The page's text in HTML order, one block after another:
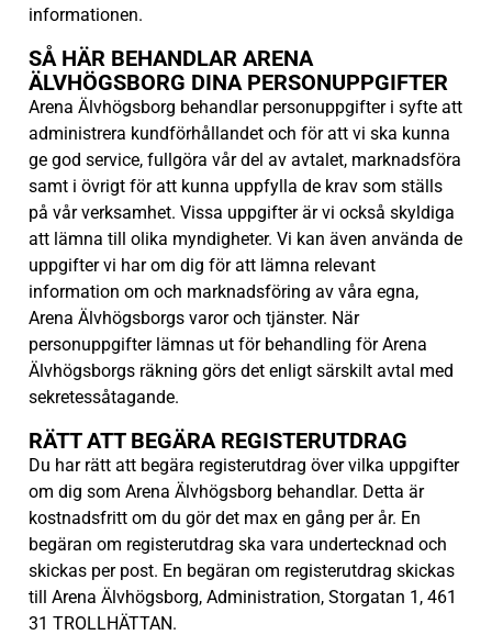
informationen.
SÅ HÄR BEHANDLAR ARENA
ÄLVHÖGSBORG DINA PERSONUPPGIFTER
Arena Älvhögsborg behandlar personuppgifter i syfte att
administrera kundförhållandet och för att vi ska kunna
ge god service, fullgöra vår del av avtalet, marknadsföra
samt i övrigt för att kunna uppfylla de krav som ställs
på vår verksamhet. Vissa uppgifter är vi också skyldiga
att lämna till olika myndigheter. Vi kan även använda de
uppgifter vi har om dig för att lämna relevant
information om och marknadsföring av våra egna,
Arena Älvhögsborgs varor och tjänster. När
personuppgifter lämnas ut för behandling för Arena
Älvhögsborgs räkning görs det enligt särskilt avtal med
sekretessåtagande.
RÄTT ATT BEGÄRA REGISTERUTDRAG
Du har rätt att begära registerutdrag över vilka uppgifter
om dig som Arena Älvhögsborg behandlar. Detta är
kostnadsfritt om du gör det max en gång per år. En
begäran om registerutdrag ska vara undertecknad och
skickas per post. En begäran om registerutdrag skickas
till Arena Älvhögsborg, Administration, Storgatan 1, 461
31 TROLLHÄTTAN.